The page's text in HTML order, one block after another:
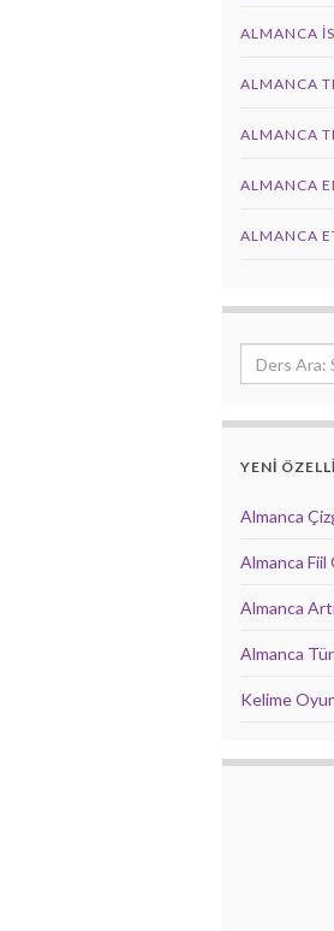
ALMANCA
ALMANCA
ALMANCA
ALMANCA
ALMANCA
YENİ
Almanca
Almanca Fiil
Almanca
Almanca
Kelime